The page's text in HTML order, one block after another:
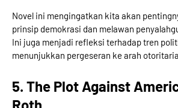
Novel ini mengingatkan kita akan
prinsip demokrasi dan melawan
Ini juga menjadi refleksi terhadap tren
menunjukkan pergeseran ke arah
5. The Plot Against
Roth